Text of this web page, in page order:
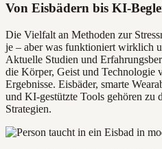
Von Eisbädern bis KI-
Die Vielfalt an Methoden zur
je – aber was funktioniert wirklich
Aktuelle Studien und
die Körper, Geist und Technologie
Ergebnisse. Eisbäder, smarte
und KI-gestützte Tools gehören zu
Strategien.